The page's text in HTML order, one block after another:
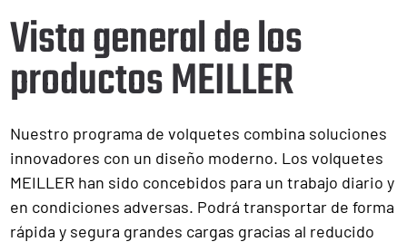
Vista general de los
productos MEILLER
Nuestro programa de volquetes combina soluciones
innovadores con un diseño moderno. Los volquetes
MEILLER han sido concebidos para un trabajo diario y
en condiciones adversas. Podrá transportar de forma
rápida y segura grandes cargas gracias al reducido